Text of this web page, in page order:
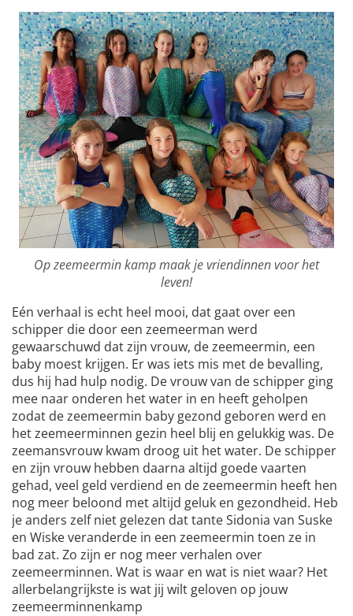
Op zeemeermin kamp maak je vriendinnen voor het
leven!
Eén verhaal is echt heel mooi, dat gaat over een
schipper die door een zeemeerman werd
gewaarschuwd dat zijn vrouw, de zeemeermin, een
baby moest krijgen. Er was iets mis met de bevalling,
dus hij had hulp nodig. De vrouw van de schipper ging
mee naar onderen het water in en heeft geholpen
zodat de zeemeermin baby gezond geboren werd en
het zeemeerminnen gezin heel blij en gelukkig was. De
zeemansvrouw kwam droog uit het water. De schipper
en zijn vrouw hebben daarna altijd goede vaarten
gehad, veel geld verdiend en de zeemeermin heeft hen
nog meer beloond met altijd geluk en gezondheid. Heb
je anders zelf niet gelezen dat tante Sidonia van Suske
en Wiske veranderde in een zeemeermin toen ze in
bad zat. Zo zijn er nog meer verhalen over
zeemeerminnen. Wat is waar en wat is niet waar? Het
allerbelangrijkste is wat jij wilt geloven op jouw
zeemeerminnenkamp